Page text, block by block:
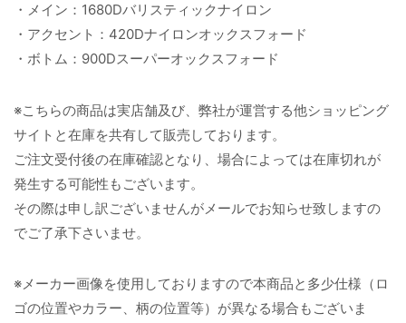
・メイン：1680Dバリスティックナイロン
・アクセント：420Dナイロンオックスフォード
・ボトム：900Dスーパーオックスフォード
※こちらの商品は実店舗及び、弊社が運営する他ショッピング
サイトと在庫を共有して販売しております。
ご注文受付後の在庫確認となり、場合によっては在庫切れが
発生する可能性もございます。
その際は申し訳ございませんがメールでお知らせ致しますの
でご了承下さいませ。
※メーカー画像を使用しておりますので本商品と多少仕様（ロ
ゴの位置やカラー、柄の位置等）が異なる場合もございま